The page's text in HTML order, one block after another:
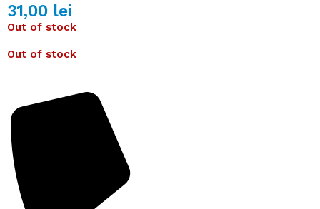
31,00 lei
Out of stock
Out of stock